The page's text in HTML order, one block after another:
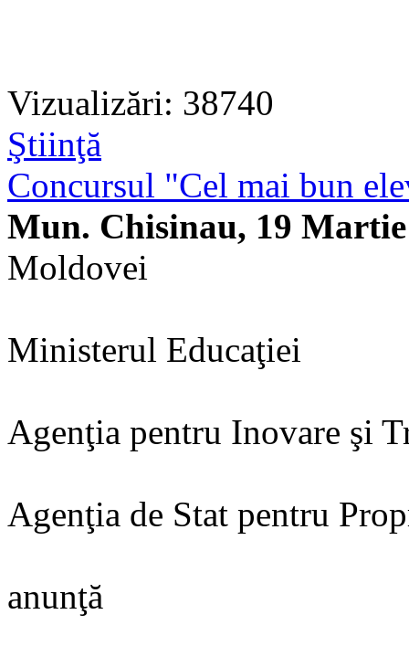
Vizualizări: 38740
Ştiinţă
Concursul "Cel mai bun
Mun. Chisinau, 19
Moldovei
Ministerul Educaţiei
Agenţia pentru Inovare şi
Agenţia de Stat pentru
anunţă